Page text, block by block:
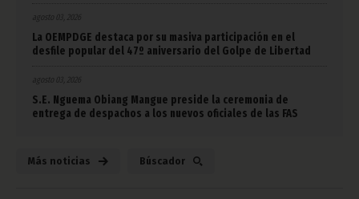
La OEMPDGE destaca por su masiva participación en el
desfile popular del 47º aniversario del Golpe de Libertad
S.E. Nguema Obiang Mangue preside la ceremonia de
entrega de despachos a los nuevos oficiales de las FAS
Más noticias Búscador